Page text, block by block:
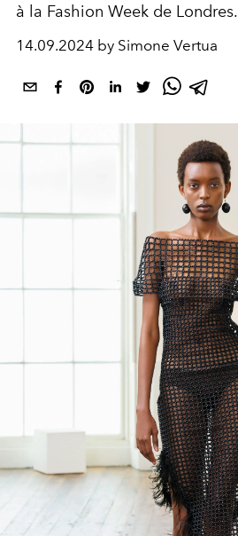
à la Fashion Week de Londres.
14.09.2024 by Simone Vertua